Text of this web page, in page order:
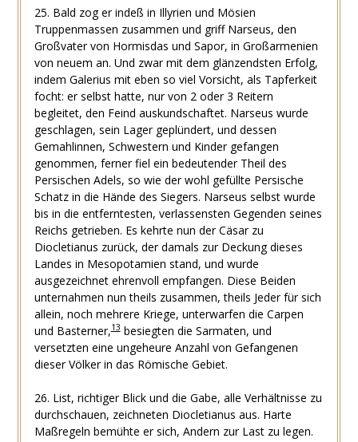
25. Bald zog er indeß in Illyrien und Mösien
Truppenmassen zusammen und griff Narseus, den
Großvater von Hormisdas und Sapor, in Großarmenien
von neuem an. Und zwar mit dem glänzendsten Erfolg,
indem Galerius mit eben so viel Vorsicht, als Tapferkeit
focht: er selbst hatte, nur von 2 oder 3 Reitern
begleitet, den Feind auskundschaftet. Narseus wurde
geschlagen, sein Lager geplündert, und dessen
Gemahlinnen, Schwestern und Kinder gefangen
genommen, ferner fiel ein bedeutender Theil des
Persischen Adels, so wie der wohl gefüllte Persische
Schatz in die Hände des Siegers. Narseus selbst wurde
bis in die entferntesten, verlassensten Gegenden seines
Reichs getrieben. Es kehrte nun der Cäsar zu
Diocletianus zurück, der damals zur Deckung dieses
Landes in Mesopotamien stand, und wurde
ausgezeichnet ehrenvoll empfangen. Diese Beiden
unternahmen nun theils zusammen, theils Jeder für sich
allein, noch mehrere Kriege, unterwarfen die Carpen
und Basterner,13besiegten die Sarmaten, und
versetzten eine ungeheure Anzahl von Gefangenen
dieser Völker in das Römische Gebiet.
26. List, richtiger Blick und die Gabe, alle Verhältnisse zu
durchschauen, zeichneten Diocletianus aus. Harte
Maßregeln bemühte er sich, Andern zur Last zu legen.